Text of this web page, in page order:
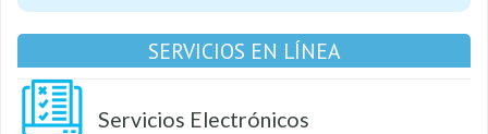
SERVICIOS EN LÍNEA
Servicios Electrónicos